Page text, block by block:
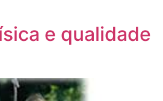
e qualidade